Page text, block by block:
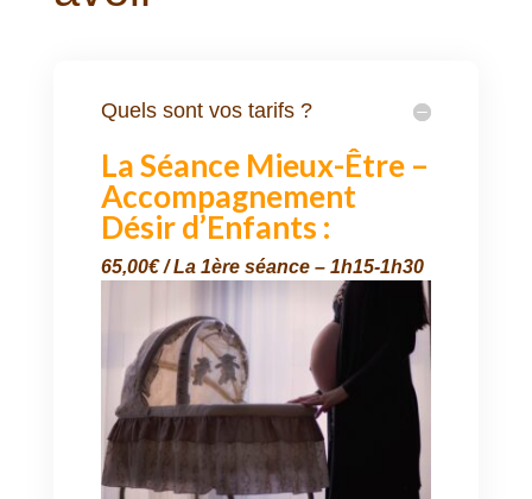
Quels sont vos tarifs ?
La Séance Mieux-Être –
Accompagnement
Désir d’Enfants :
65,00€ / La 1ère séance – 1h15-1h30